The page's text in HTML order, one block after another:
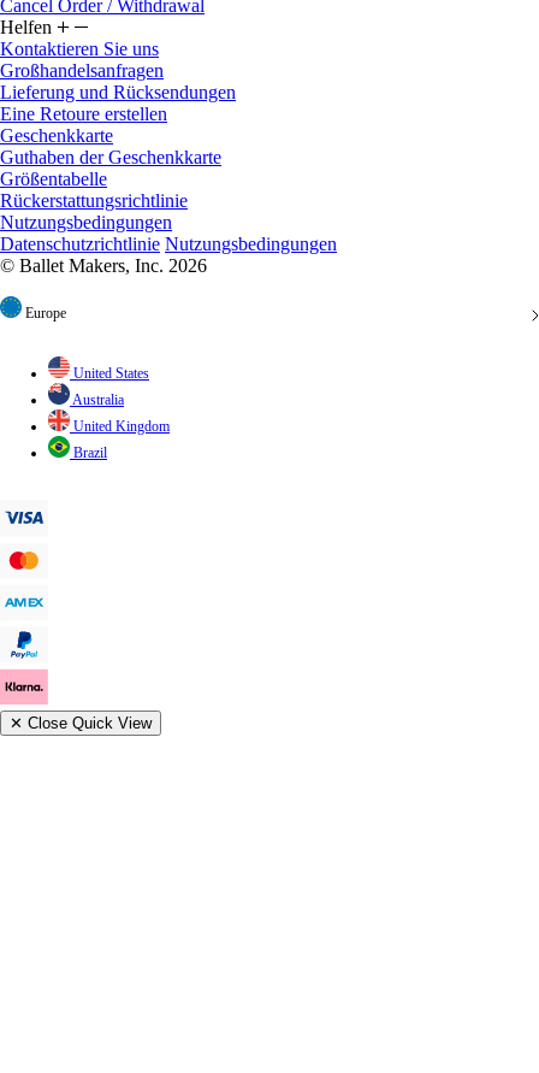
Klarna
Cancel Order / Withdrawal
Helfen
Kontaktieren Sie uns
Großhandelsanfragen
Lieferung und Rücksendungen
Eine Retoure erstellen
Geschenkkarte
Guthaben der Geschenkkarte
Größentabelle
Rückerstattungsrichtlinie
Nutzungsbedingungen
Datenschutzrichtlinie Nutzungsbedingungen
United States
Australia
United Kingdom